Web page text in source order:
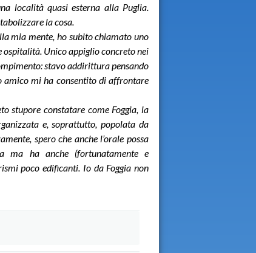
località quasi esterna alla Puglia.
la cosa.
mia mente, ho subito chiamato uno
ospitalità. Unico appiglio concreto nei
stavo addirittura pensando
amico mi ha consentito di affrontare
stupore constatare come Foggia, la
e, soprattutto, popolata da
spero che anche l’orale possa
ma ha anche (fortunatamente e
poco edificanti. Io da Foggia non